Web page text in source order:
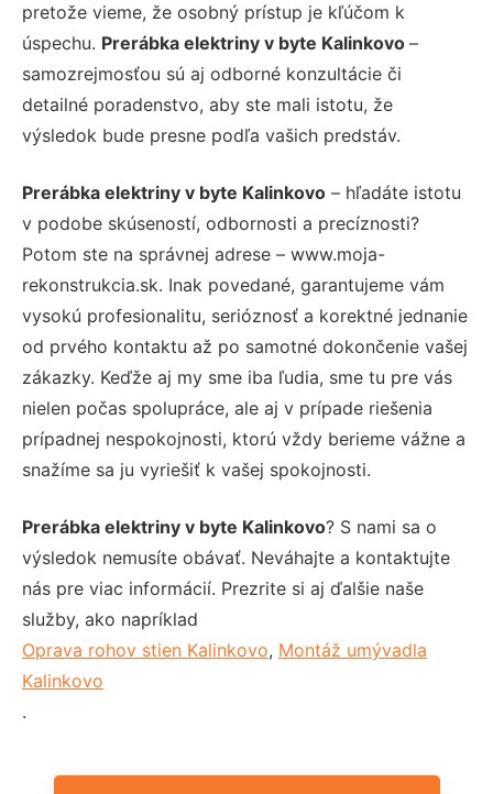
pretože vieme, že osobný prístup je kľúčom k
úspechu. Prerábka elektriny v byte Kalinkovo –
samozrejmosťou sú aj odborné konzultácie či
detailné poradenstvo, aby ste mali istotu, že
výsledok bude presne podľa vašich predstáv.
Prerábka elektriny v byte Kalinkovo – hľadáte istotu
v podobe skúseností, odbornosti a precíznosti?
Potom ste na správnej adrese – www.moja-
rekonstrukcia.sk. Inak povedané, garantujeme vám
vysokú profesionalitu, serióznosť a korektné jednanie
od prvého kontaktu až po samotné dokončenie vašej
zákazky. Keďže aj my sme iba ľudia, sme tu pre vás
nielen počas spolupráce, ale aj v prípade riešenia
prípadnej nespokojnosti, ktorú vždy berieme vážne a
snažíme sa ju vyriešiť k vašej spokojnosti.
Prerábka elektriny v byte Kalinkovo? S nami sa o
výsledok nemusíte obávať. Neváhajte a kontaktujte
nás pre viac informácií. Prezrite si aj ďalšie naše
služby, ako napríklad
Oprava rohov stien Kalinkovo, Montáž umývadla
Kalinkovo
.